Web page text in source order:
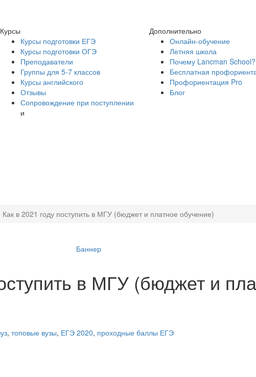
Курсы
Курсы подготовки ЕГЭ
Курсы подготовки ОГЭ
Преподаватели
Группы для 5-7 классов
Курсы английского
Отзывы
Сопровождение при поступлении
и
Дополнительно
Онлайн-обучение
Летняя школа
Почему Lancman School?
Бесплатная
Профориентация Pro
Блог
Как в 2021 году поступить в МГУ (бюджет и платное обучение)
в МГУ (бюджет и
, топовые вузы, ЕГЭ 2020, проходные баллы ЕГЭ